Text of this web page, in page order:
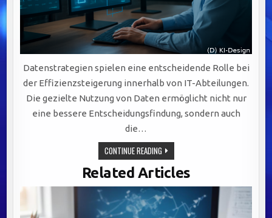
Datenstrategien spielen eine entscheidende Rolle bei
der Effizienzsteigerung innerhalb von IT-Abteilungen.
Die gezielte Nutzung von Daten ermöglicht nicht nur
eine bessere Entscheidungsfindung, sondern auch
die…
CONTINUE READINGEFFIZIENZSTEIGERUNG
IN
IT-
ABTEILUNGEN
DURCH
GEZIELTE
DATENSTRATEGIEN
AUTOMATISIERUNG
Related Articles